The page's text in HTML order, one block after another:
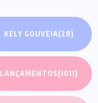
KELY GOUVEIA(28)
LANÇAMENTOS(1011)